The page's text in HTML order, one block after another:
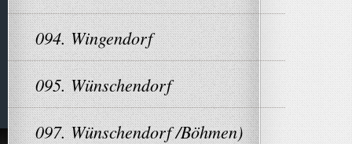
094. Wingendorf
095. Wünschendorf
097. Wünschendorf /Böhmen)